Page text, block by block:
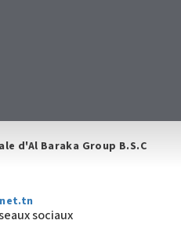
d'Al Baraka Group B.S.C
sociaux